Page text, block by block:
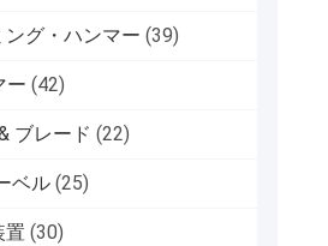
グ・ハンマー (39)
ー (42)
ブレード (22)
ベル (25)
置 (30)